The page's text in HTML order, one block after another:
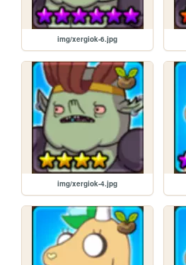
img/xergiok-6.jpg
img/xergiok-4.jpg